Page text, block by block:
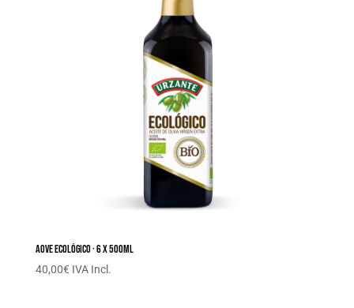
AOVE Ecológico · 6 x 500ML
40,00€ IVA Incl.